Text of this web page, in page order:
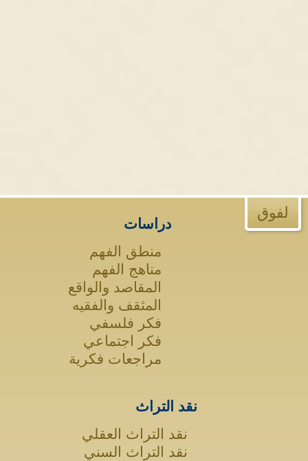
لفوق
دراسات
منطق الفهم
مناهج الفهم
المقاصد والواقع
المثقف والفقيه
فكر فلسفي
فكر اجتماعي
مراجعات فكرية
نقد التراث
نقد التراث العقلي
نقد التراث السني